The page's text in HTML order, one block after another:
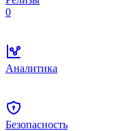
0
Аналитика
Безопасность